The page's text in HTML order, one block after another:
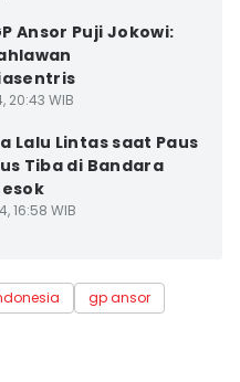
Ansor Puji Jokowi:
20:43 WIB
Lalu Lintas saat Paus
Tiba di Bandara
16:58 WIB
gp ansor